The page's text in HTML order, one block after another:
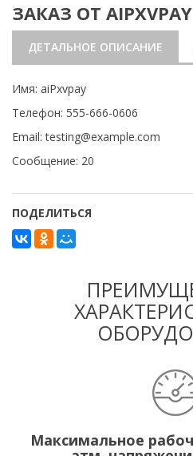
ЗАКАЗ ОТ AIPXVPAY
ДЕТАЛЬНОЕ ОПИСАНИЕ
Имя: aiPxvpay
Телефон: 555-666-0606
Email: testing@example.com
Сообщение: 20
ПОДЕЛИТЬСЯ
Максимальное